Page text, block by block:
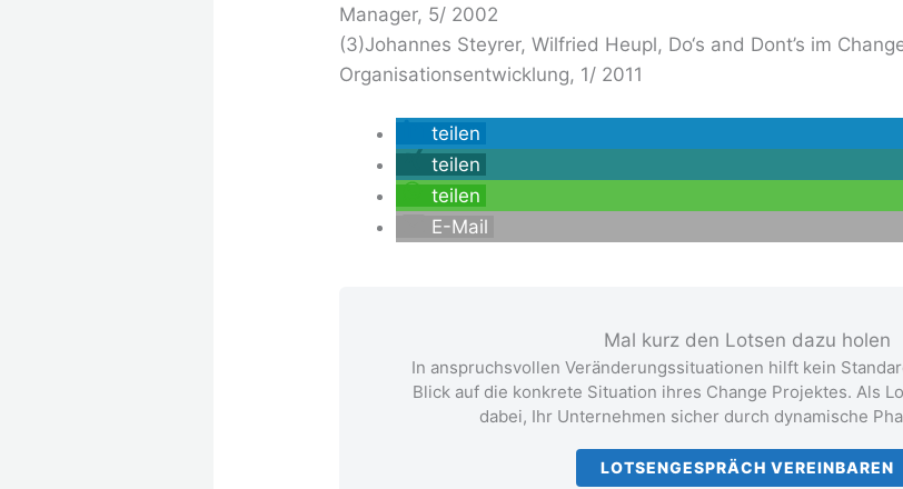
Manager, 5/ 2002
(3)Johannes Steyrer, Wilfried Heupl, Do‘s and Dont’s im
Organisationsentwicklung, 1/ 2011
teilen
teilen
teilen
E-Mail
Mal kurz den Lotsen dazu holen
In anspruchsvollen Veränderungssituationen hilft kein
Blick auf die konkrete Situation ihres Change Projektes. Als
dabei, Ihr Unternehmen sicher durch dynamische
LOTSENGESPRÄCH VEREINBAREN